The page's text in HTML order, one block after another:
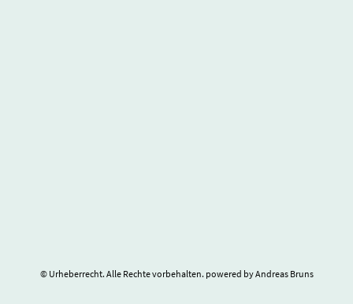
© Urheberrecht. Alle Rechte vorbehalten. powered by Andreas Bruns